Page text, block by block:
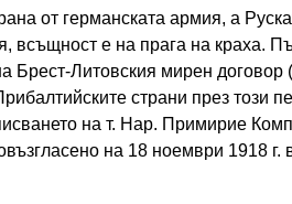
от германската армия, а
всъщност е на прага на краха.
Брест-Литовския мирен договор
страни през този
на т. Нар. Примирие
на 18 ноември 1918 г.